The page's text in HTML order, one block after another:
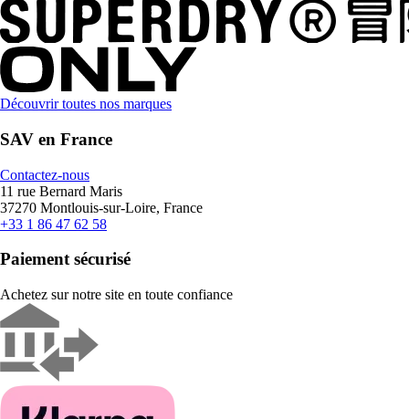
Découvrir toutes nos marques
SAV en France
Contactez-nous
11 rue Bernard Maris
37270 Montlouis-sur-Loire, France
+33 1 86 47 62 58
Paiement sécurisé
Achetez sur notre site en toute confiance